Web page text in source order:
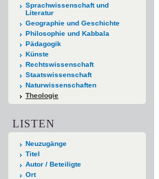
Sprachwissenschaft und
Literatur
Geographie und Geschichte
Philosophie und Kabbala
Pädagogik
Künste
Rechtswissenschaft
Staatswissenschaft
Naturwissenschaften
Theologie
LISTEN
Neuzugänge
Titel
Autor / Beteiligte
Ort